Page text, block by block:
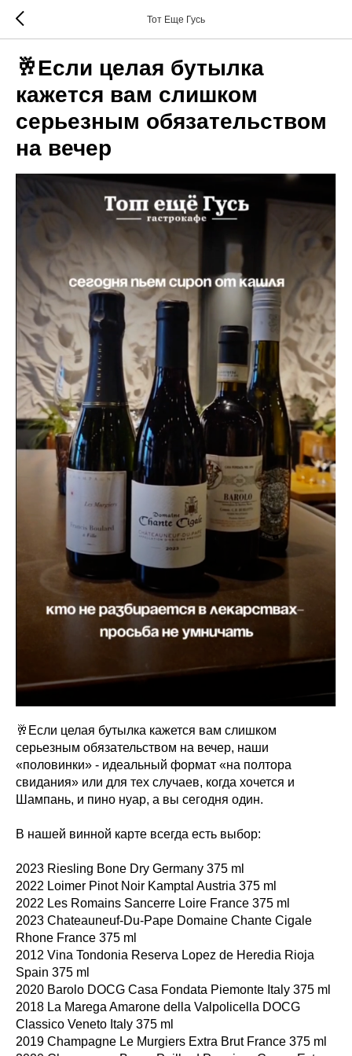
Тот Еще Гусь
🥂Если целая бутылка
кажется вам слишком
серьезным обязательством
на вечер
🥂Если целая бутылка кажется вам слишком
серьезным обязательством на вечер, наши
«половинки» - идеальный формат «на полтора
свидания» или для тех случаев, когда хочется и
Шампань, и пино нуар, а вы сегодня один.
В нашей винной карте всегда есть выбор:
2023 Riesling Bone Dry Germany 375 ml
2022 Loimer Pinot Noir Kamptal Austria 375 ml
2022 Les Romains Sancerre Loire France 375 ml
2023 Chateauneuf-Du-Pape Domaine Chante Cigale
Rhone France 375 ml
2012 Vina Tondonia Reserva Lopez de Heredia Rioja
Spain 375 ml
2020 Barolo DOCG Casa Fondata Piemonte Italy 375 ml
2018 La Marega Amarone della Valpolicella DOCG
Classico Veneto Italy 375 ml
2019 Champagne Le Murgiers Extra Brut France 375 ml